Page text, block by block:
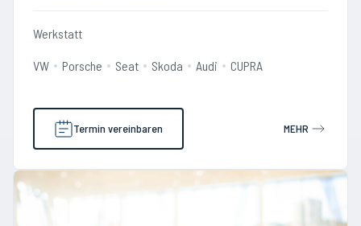
Werkstatt
VW Porsche Seat Skoda Audi CUPRA
Termin vereinbaren MEHR